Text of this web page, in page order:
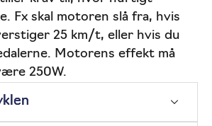
Fx skal motoren slå fra, hvis
25 km/t, eller hvis du
Motorens effekt må
250W.